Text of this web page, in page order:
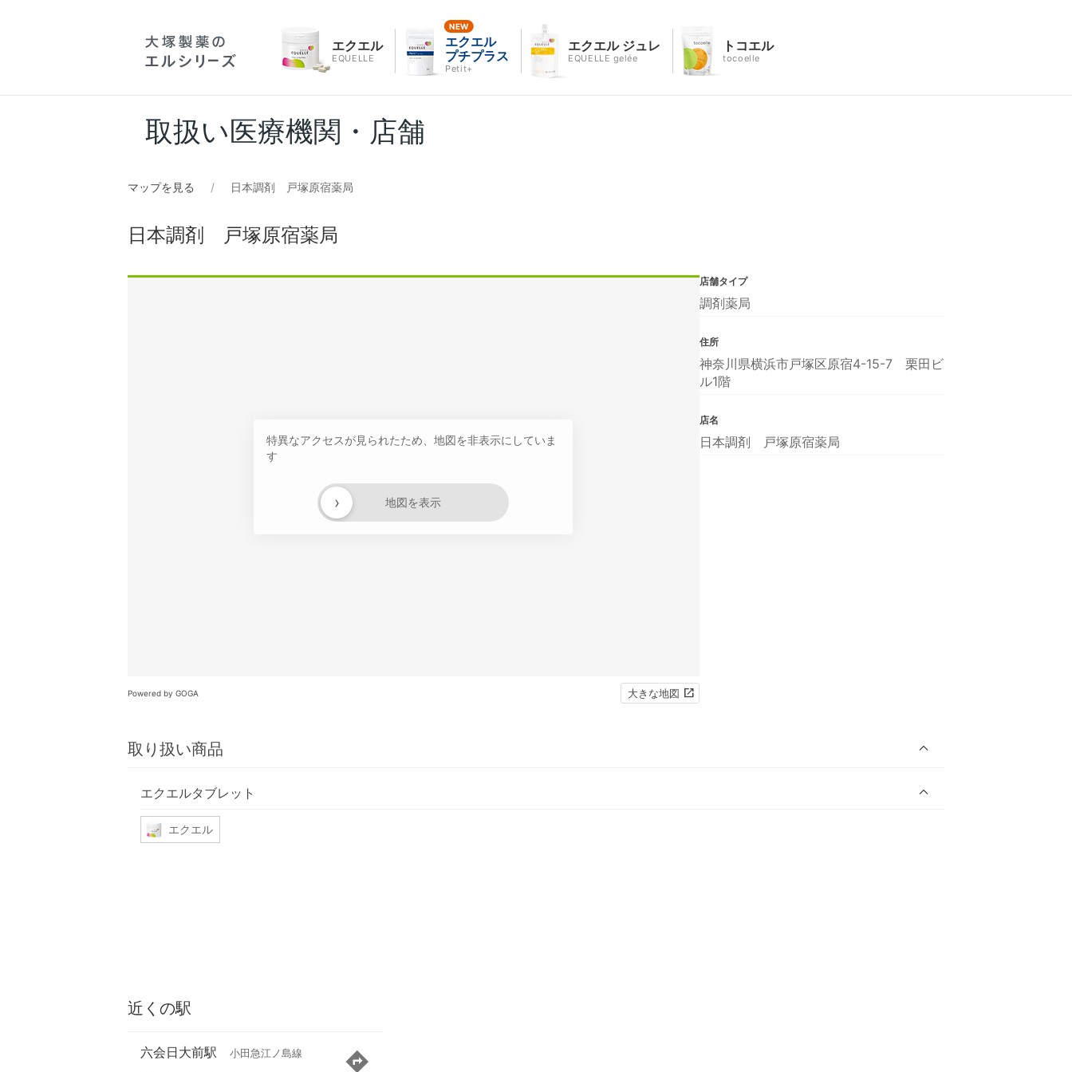
エクエル
EQUELLE
エクエル
プチプラス
Petit+
エクエル ジュレ
EQUELLE gelée
トコエル
tocoelle
取扱い医療機関・店舗
マップを見る 日本調剤 戸塚原宿薬局
日本調剤 戸塚原宿薬局
特異なアクセスが見られたため、地図を非表示にしていま
す
地図を表示
›
Powered by GOGA 大きな地図
取り扱い商品
エクエルタブレット
エクエル
店舗タイプ
調剤薬局
住所
神奈川県横浜市戸塚区原宿4-15-7 栗田ビ
ル1階
店名
日本調剤 戸塚原宿薬局
近くの駅
六会日大前駅 小田急江ノ島線